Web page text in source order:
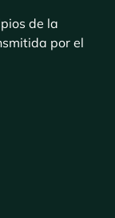
de la
por el